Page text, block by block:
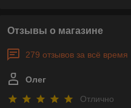
Отзывы о магазине
279 отзывов за всё время
Олег
Отлично